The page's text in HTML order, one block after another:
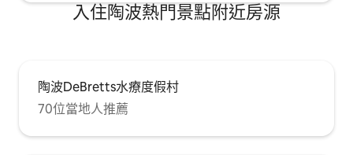
入住陶波熱門景點附近房源
陶波DeBretts水療度假村
70位當地人推薦